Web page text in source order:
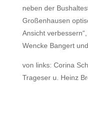
neben der
Großenhausen
Ansicht
Wencke Bangert
von links: Corina
Trageser u. Heinz